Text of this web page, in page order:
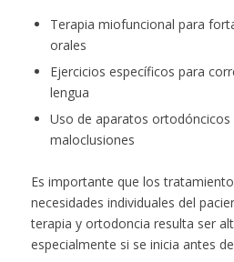
Terapia miofuncional para
orales
Ejercicios específicos para
lengua
Uso de aparatos ortodóncicos
maloclusiones
Es importante que los
necesidades individuales del
terapia y ortodoncia resulta ser
especialmente si se inicia antes